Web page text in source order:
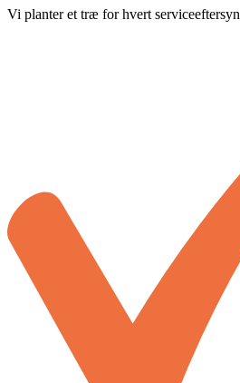
Vi planter et træ for hvert serviceeftersyn